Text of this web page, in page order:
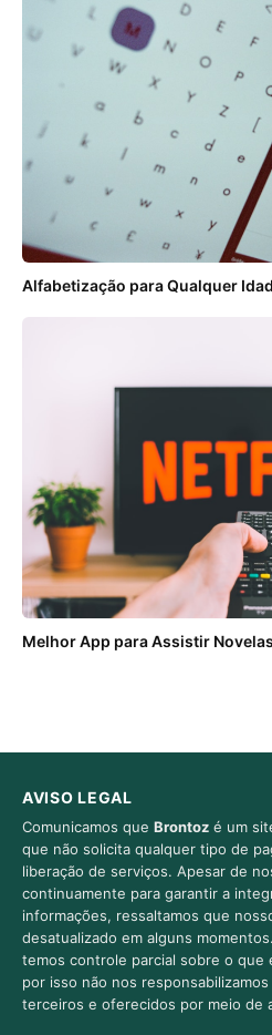
Alfabetização para Qualquer
Melhor App para Assistir
AVISO LEGAL
Comunicamos que Brontoz é um
que não solicita qualquer tipo de
liberação de serviços. Apesar de
continuamente para garantir a
informações, ressaltamos que
desatualizado em alguns
temos controle parcial sobre o que
por isso não nos
terceiros e oferecidos por meio de